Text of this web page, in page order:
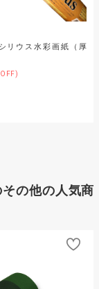
リウス水彩画紙（厚
その他の人気商